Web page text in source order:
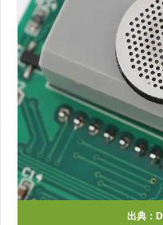
出典：